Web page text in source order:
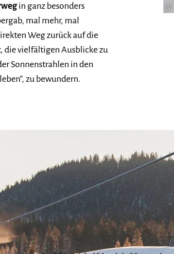
in ganz besonders
mal mehr, mal
Weg zurück auf die
die vielfältigen Ausblicke zu
Sonnenstrahlen in den
zu bewundern.
©